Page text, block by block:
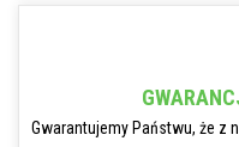
Gwarantujemy Państwu, że z